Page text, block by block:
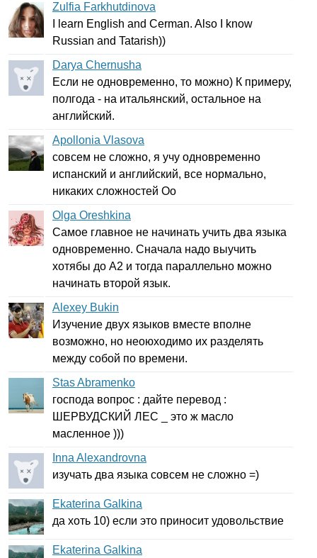
Zulfia Farkhutdinova
learn English and Cerman. Also
know
Russian and Tatarish))
Darya Chernusha
Если не одновременно, то можно) К примеру,
полгода - на итальянский, остальное на
английский.
Apollonia Vlasova
совсем не сложно, я учу одновременно
испанский и английский, все нормально,
никаких сложностей Оо
Olga Oreshkina
Самое главное не начинать учить два языка
одновременно. Сначала надо выучить
хотябы до А2 и тогда параллельно можно
начинать второй язык.
Alexey Bukin
Изучение двух языков вместе вполне
возможно, но неоюходимо их разделять
между собой по времени.
Stas Abramenko
господа вопрос : дайте перевод :
ШЕРВУДСКИЙ ЛЕС _ это ж масло
масленное )))
Inna Alexandrovna
изучать два языка совсем не сложно =)
Ekaterina Galkina
да хоть 10) если это приносит удовольствие
Ekaterina Galkina